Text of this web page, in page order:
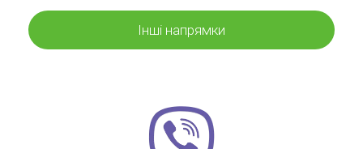
Інші напрямки